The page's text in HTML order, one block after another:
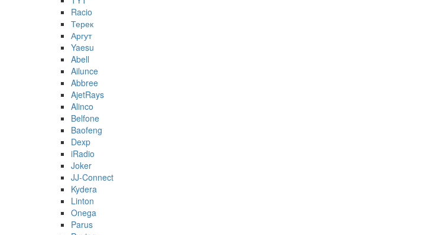
Racio
Терек
Аргут
Yaesu
Abell
Ailunce
Abbree
AjetRays
Alinco
Belfone
Baofeng
Dexp
iRadio
Joker
JJ-Connect
Kydera
Linton
Onega
Parus